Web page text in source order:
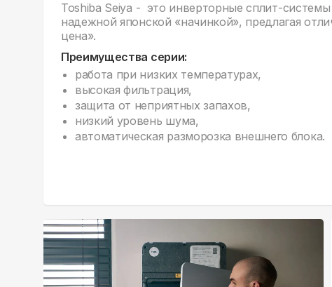
Toshiba Seiya - это инверторные сплит-
надежной японской «начинкой», предлагая
цена».
Преимущества серии:
работа при низких температурах,
высокая фильтрация,
защита от неприятных запахов,
низкий уровень шума,
автоматическая разморозка внешнего блока.